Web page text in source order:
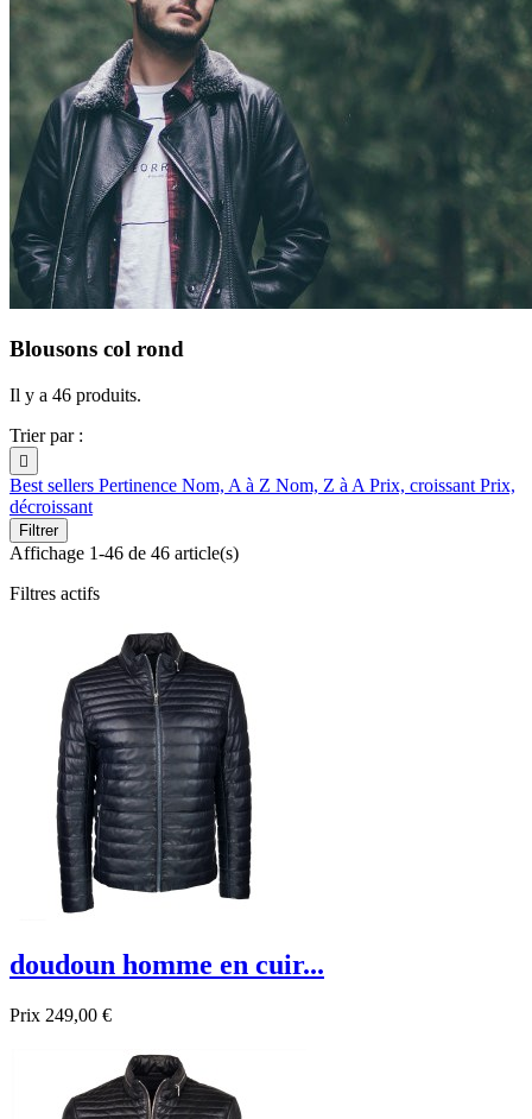
Blousons col rond
Il y a 46 produits.
Trier par :

Best sellers Pertinence Nom, A à Z Nom, Z à A Prix, croissant Prix,
décroissant
Filtrer
Affichage 1-46 de 46 article(s)
Filtres actifs
doudoun homme en cuir...
Prix 249,00 €
Promo !